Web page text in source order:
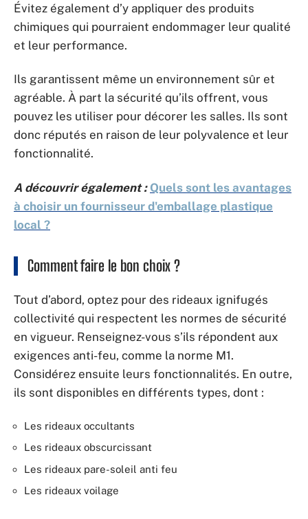
Évitez également d’y appliquer des produits
chimiques qui pourraient endommager leur qualité
et leur performance.
Ils garantissent même un environnement sûr et
agréable. À part la sécurité qu’ils offrent, vous
pouvez les utiliser pour décorer les salles. Ils sont
donc réputés en raison de leur polyvalence et leur
fonctionnalité.
A découvrir également : Quels sont les avantages
à choisir un fournisseur d'emballage plastique
local ?
Comment faire le bon choix ?
Tout d’abord, optez pour des rideaux ignifugés
collectivité qui respectent les normes de sécurité
en vigueur. Renseignez-vous s’ils répondent aux
exigences anti-feu, comme la norme M1.
Considérez ensuite leurs fonctionnalités. En outre,
ils sont disponibles en différents types, dont :
Les rideaux occultants
Les rideaux obscurcissant
Les rideaux pare-soleil anti feu
Les rideaux voilage